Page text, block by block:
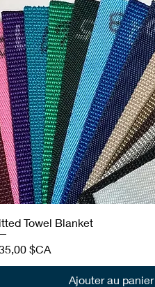
Towel Blanket
$CA
Ajouter au panier